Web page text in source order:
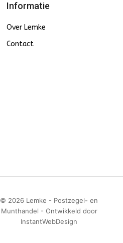
Informatie
Over Lemke
Contact
© 2026 Lemke - Postzegel- en
Munthandel - Ontwikkeld door
InstantWebDesign